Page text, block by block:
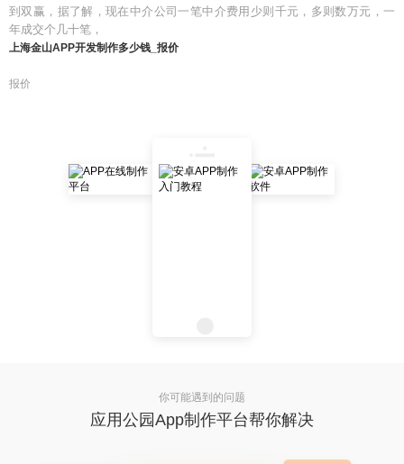
到双赢，据了解，现在中介公司一笔中介费用少则千元，多则数万元，一
年成交个几十笔，
上海金山APP开发制作多少钱_报价
报价
你可能遇到的问题
应用公园App制作平台帮你解决